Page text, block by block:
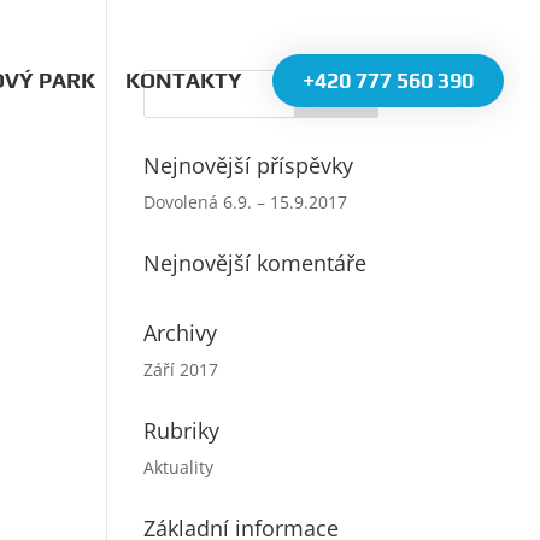
PARK KONTAKTY +420 777 560 390
Nejnovější příspěvky
Dovolená 6.9. – 15.9.2017
Nejnovější komentáře
Archivy
Září 2017
Rubriky
Aktuality
Základní informace